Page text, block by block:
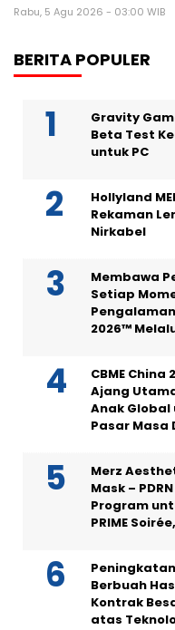
Rabu, 5 Agu 2026 - 03:00 WIB
BERITA POPULER
Gravity
Beta Test
untuk PC
Hollyland
Rekaman
Nirkabel
Membawa
Setiap
2026™
CBME China
Ajang
Anak
Pasar Masa
Merz
Mask –
Program
PRIME
Berbuah
Kontrak
atas